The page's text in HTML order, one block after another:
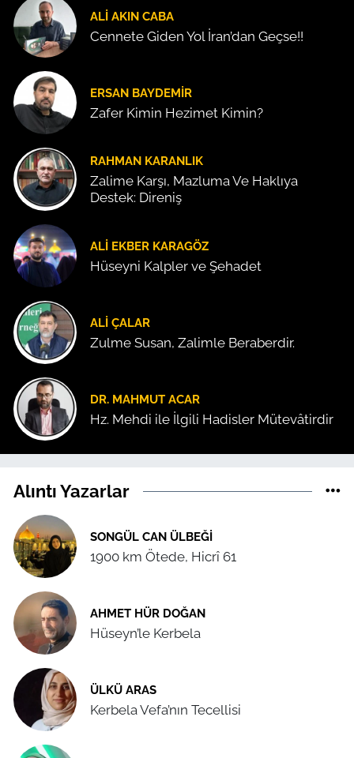
ALI AKIN CABA
Cennete Giden Yol İran’dan Geçse!!
ERSAN BAYDEMIR
Zafer Kimin Hezimet Kimin?
RAHMAN KARANLIK
Zalime Karşı, Mazluma Ve Haklıya
Destek: Direniş
ALI EKBER KARAGÖZ
Hüseyni Kalpler ve Şehadet
ALI ÇALAR
Zulme Susan, Zalimle Beraberdir.
DR. MAHMUT ACAR
Hz. Mehdi ile İlgili Hadisler Mütevâtirdir
Alıntı Yazarlar
SONGÜL CAN ÜLBEĞI
1900 km Ötede, Hicrî 61
AHMET HÜR DOĞAN
Hüseyn’le Kerbela
ÜLKÜ ARAS
Kerbela Vefa’nın Tecellisi